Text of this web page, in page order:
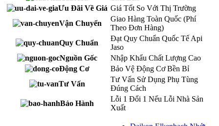
Ưu Đãi Về Giá Giá Tốt So Với Thị Trường
Vận Chuyển
Giao Hàng Toàn Quốc (Phí
Theo Đơn Hàng)
Quy Chuẩn
Đạt Quy Chuẩn Quốc Tế Api
Jaso
Nguồn Gốc
Nhập Khẩu Chất Lượng Cao
Động Cơ
Bảo Vệ Động Cơ Bền Bỉ
Tư Vấn
Tư Vấn Sử Dụng Phụ Tùng
Đúng Cách
Bảo Hành
Lỗi 1 Đổi 1 Nếu Lỗi Nhà Sản
Xuất